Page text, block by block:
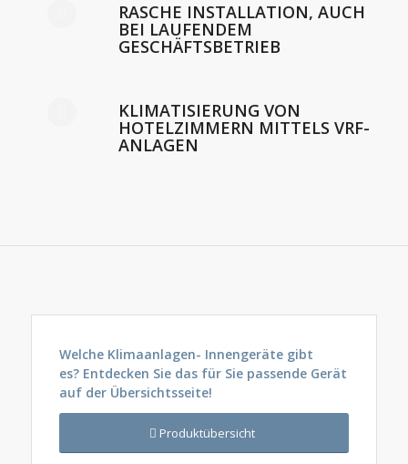
RASCHE INSTALLATION, AUCH
BEI LAUFENDEM
GESCHÄFTSBETRIEB
KLIMATISIERUNG VON
HOTELZIMMERN MITTELS VRF-
ANLAGEN
Welche Klimaanlagen- Innengeräte gibt
es? Entdecken Sie das für Sie passende Gerät
auf der Übersichtsseite!
Produktübersicht